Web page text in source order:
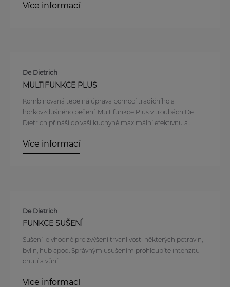
Více informací
De Dietrich
MULTIFUNKCE PLUS
Kombinovaná tepelná úprava pomocí tradičního a
horkovzdušného pečení. Multifunkce Plus v troubách De
Dietrich přináší do vaší kuchyně maximální efektivitu a
současně. Díky Multifunkci Plus je zaručeno rovnoměrné
rozložení tepla uvnitř trouby, které umožňuje dosáhnout
ryby nebo ovocné koláče, protože zajišťuje, že všechny
ingredience si zachovají svou přirozenou vlhkost a chuť.
poskytovala stejnou distribuci tepla, což umožňuje dokonalé
upečení každého pokrmu bez ohledu na to, kde se v troubě
nachází.
Více informací
De Dietrich
FUNKCE SUŠENÍ
Sušení je vhodné pro zvýšení trvanlivosti některých potravin,
bylin, hub apod. Správným usušením prohloubíte intenzitu
chutí a vůní.
Více informací